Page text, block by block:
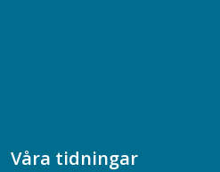
Våra tidningar